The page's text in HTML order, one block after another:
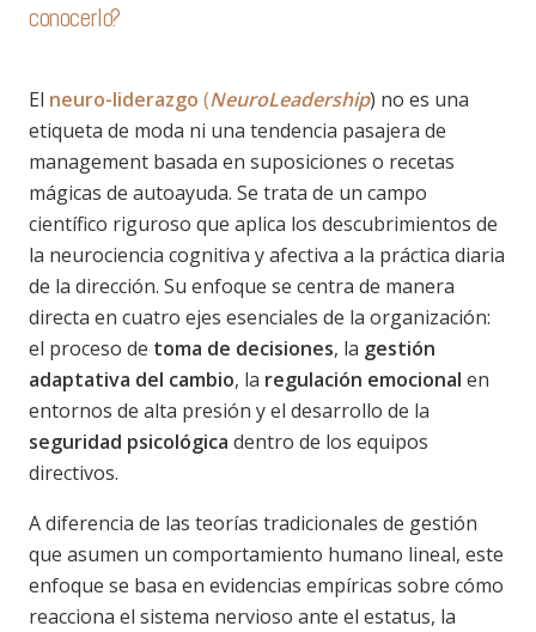
conocerlo?
El neuro-liderazgo (NeuroLeadership) no es una
etiqueta de moda ni una tendencia pasajera de
management basada en suposiciones o recetas
mágicas de autoayuda. Se trata de un campo
científico riguroso que aplica los descubrimientos de
la neurociencia cognitiva y afectiva a la práctica diaria
de la dirección. Su enfoque se centra de manera
directa en cuatro ejes esenciales de la organización:
el proceso de toma de decisiones, la gestión
adaptativa del cambio, la regulación emocional en
entornos de alta presión y el desarrollo de la
seguridad psicológica dentro de los equipos
directivos.
A diferencia de las teorías tradicionales de gestión
que asumen un comportamiento humano lineal, este
enfoque se basa en evidencias empíricas sobre cómo
reacciona el sistema nervioso ante el estatus, la